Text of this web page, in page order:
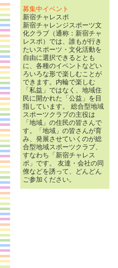
募集中イベント
新宿チャレスポ
新宿チャレンジスポーツ文
化クラブ（通称：新宿チャ
レスポ）では、誰もが行き
たいスポーツ・文化活動を
自由に選択できるととも
に、各種のイベントなどい
ろいろな形で楽しむことが
できます。内輪で楽しむ
「私益」ではなく、地域住
民に開かれた「公益」を目
指しています。 総合型地域
スポーツクラブの主役は
「地域」の住民の皆さんで
す。「地域」の皆さんが育
み、発展させていくのが総
合型地域スポーツクラブ、
すなわち「新宿チャレス
ポ」です。 友達・会社の同
僚などを誘って、どんどん
ご参加ください。